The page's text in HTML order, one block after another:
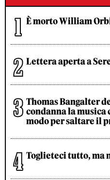
È morto William
Lettera aperta a
Thomas Bangalter
condanna la musica
modo per saltare il
Toglieteci tutto, ma